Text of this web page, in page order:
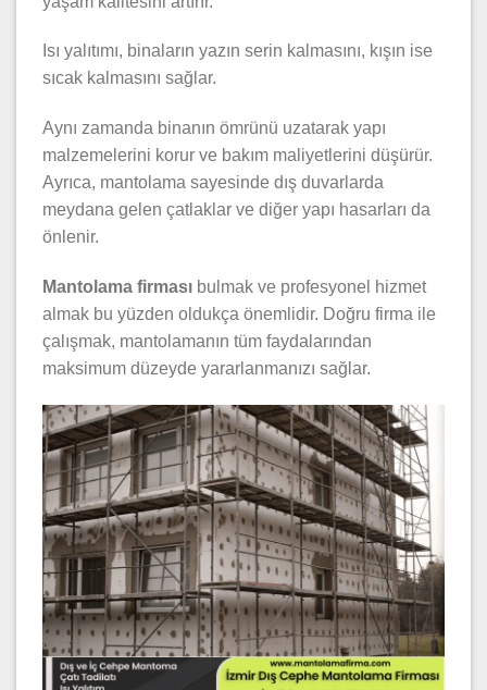
Isı yalıtımı, binaların yazın serin kalmasını, kışın ise
sıcak kalmasını sağlar.
Aynı zamanda binanın ömrünü uzatarak yapı
malzemelerini korur ve bakım maliyetlerini düşürür.
Ayrıca, mantolama sayesinde dış duvarlarda
meydana gelen çatlaklar ve diğer yapı hasarları da
önlenir.
Mantolama firması bulmak ve profesyonel hizmet
almak bu yüzden oldukça önemlidir. Doğru firma ile
çalışmak, mantolamanın tüm faydalarından
maksimum düzeyde yararlanmanızı sağlar.